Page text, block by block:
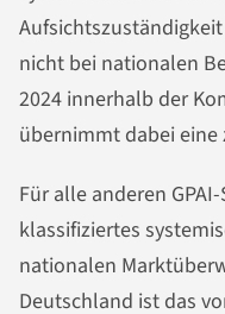
nicht bei nationalen
2024 innerhalb der
übernimmt dabei
Für alle anderen
klassifiziertes
nationalen
Deutschland ist das